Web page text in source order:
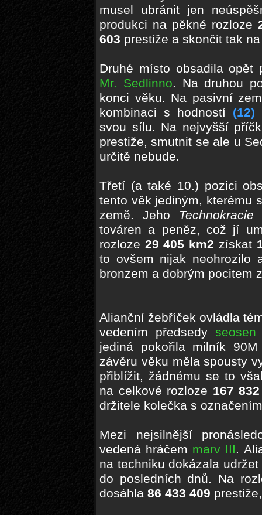
musel ubránit jen
produkci na pěkné rozloze
603 prestiže a skončit tak
Druhé místo obsadila opět
Mr. Sedlinno. Na druhou
konci věku. Na pasivní
kombinaci s hodností (12)
svou sílu. Na nejvyšší
prestiže, smutnit se ale u
určitě nebude.
Třetí (a také 10.) pozici
tento věk jediným, kterému
země. Jeho Technokracie
továren a peněz, což jí
rozloze 29 405 km2 získat
to ovšem nijak neohrozilo
bronzem a dobrým pocitem
Alianční žebříček ovládla
vedením předsedyseosen
jediná pokořila milník
závěru věku měla spousty
přiblížit, žádnému se to
na celkové rozloze 167
držitele kolečka s
Mezi nejsilnější
vedená hráčem marv III.
na techniku dokázala
do posledních dnů. Na
dosáhla 86 433 409